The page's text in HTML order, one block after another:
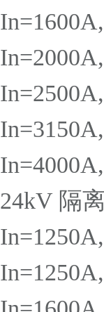
24kV 隔